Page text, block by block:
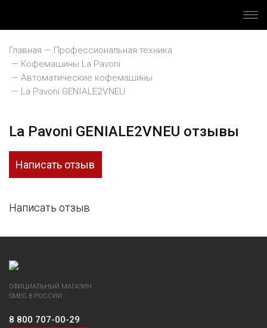
Главная
Профессиональная техника
Кофемашины La Pavoni
Автоматические кофемашины
La Pavoni GENIALE2VNEU
La Pavoni GENIALE2VNEU отзывы
Написать отзыв
ОФИЦИАЛЬНЫЙ МАГАЗИН
SMEG В РОССИИ
8 800 707-00-29